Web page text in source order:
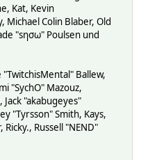
Kat, Kevin
Colin Blaber, Old
"sησω" Poulsen und
Ballew,
"SychO" Mazouz,
"akabugeyes"
"Tyrsson" Smith, Kays,
Russell "NEND"